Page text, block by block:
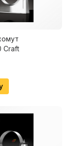
Craft